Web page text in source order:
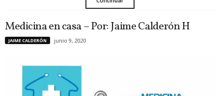
Medicina en casa – Por: Jaime Calderón H
JAIME CALDERÓN junio 9, 2020